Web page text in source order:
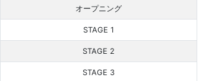
オープニング
STAGE 1
STAGE 2
STAGE 3